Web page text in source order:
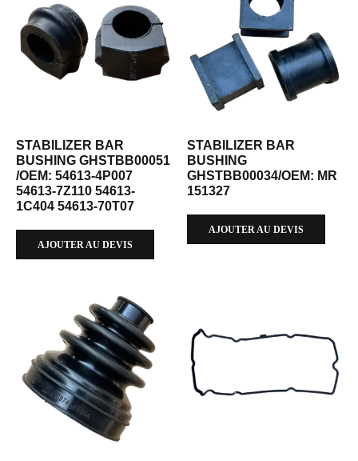
STABILIZER BAR
BUSHING GHSTBB00051
/OEM: 54613-4P007
54613-7Z110 54613-
1C404 54613-70T07
AJOUTER AU DEVIS
STABILIZER BAR
BUSHING
GHSTBB00034/OEM: MR
151327
AJOUTER AU DEVIS